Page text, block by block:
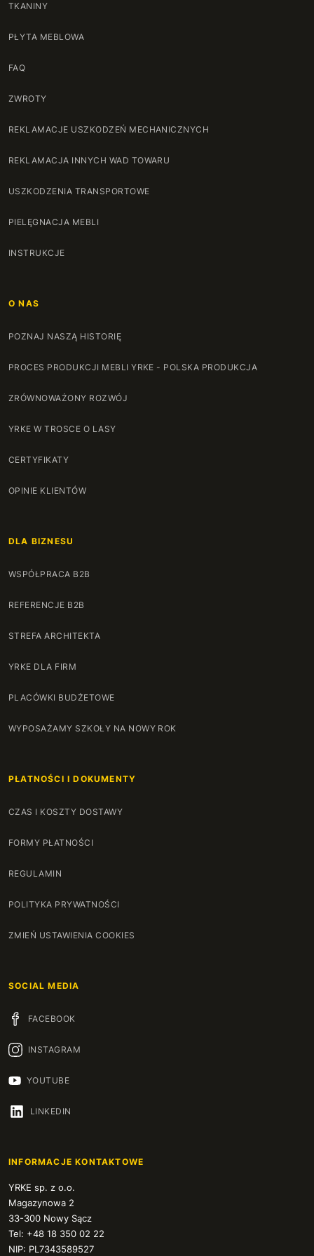
TKANINY
PŁYTA MEBLOWA
FAQ
ZWROTY
REKLAMACJE USZKODZEŃ MECHANICZNYCH
REKLAMACJA INNYCH WAD TOWARU
USZKODZENIA TRANSPORTOWE
PIELĘGNACJA MEBLI
INSTRUKCJE
O NAS
POZNAJ NASZĄ HISTORIĘ
PROCES PRODUKCJI MEBLI YRKE - POLSKA PRODUKCJA
ZRÓWNOWAŻONY ROZWÓJ
YRKE W TROSCE O LASY
CERTYFIKATY
OPINIE KLIENTÓW
DLA BIZNESU
WSPÓŁPRACA B2B
REFERENCJE B2B
STREFA ARCHITEKTA
YRKE DLA FIRM
PLACÓWKI BUDŻETOWE
WYPOSAŻAMY SZKOŁY NA NOWY ROK
PŁATNOŚCI I DOKUMENTY
CZAS I KOSZTY DOSTAWY
FORMY PŁATNOŚCI
REGULAMIN
POLITYKA PRYWATNOŚCI
ZMIEŃ USTAWIENIA COOKIES
SOCIAL MEDIA
FACEBOOK
INSTAGRAM
YOUTUBE
LINKEDIN
INFORMACJE KONTAKTOWE
YRKE sp. z o.o.
Magazynowa 2
33-300 Nowy Sącz
Tel: +48 18 350 02 22
NIP: PL7343589527